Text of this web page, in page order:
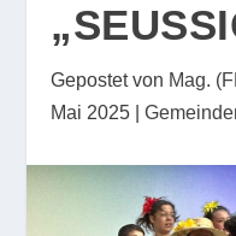
Gepostet von Mag.
Mai 2025 |